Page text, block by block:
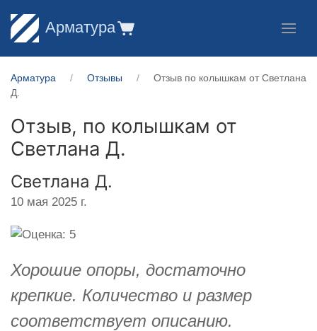
Арматура
Арматура Отзывы
Отзыв по колышкам от Светлана
Д.
Отзыв, по колышкам от
Светлана Д.
Светлана Д.
10 мая 2025 г.
Хорошие опоры, достаточно
крепкие. Количество и размер
соответствует описанию.